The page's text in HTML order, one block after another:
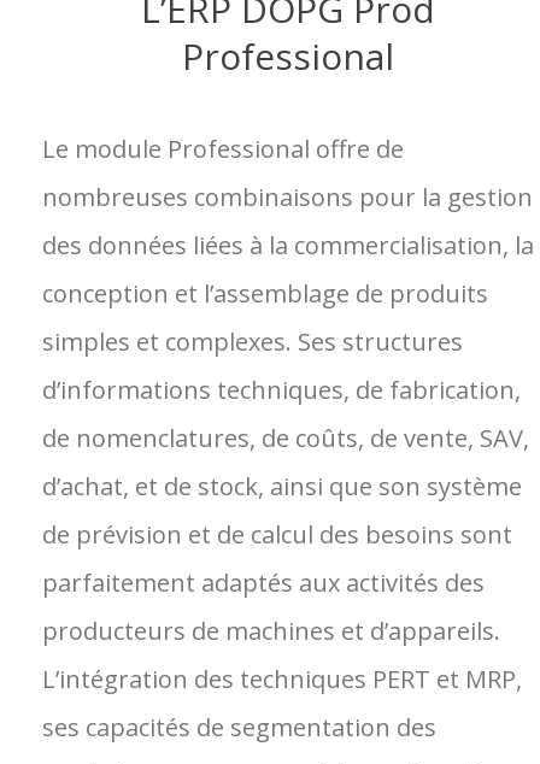
Professional
Le module Professional offre de
nombreuses combinaisons pour la gestion
des données liées à la commercialisation, la
conception et l’assemblage de produits
simples et complexes. Ses structures
d’informations techniques, de fabrication,
de nomenclatures, de coûts, de vente, SAV,
d’achat, et de stock, ainsi que son système
de prévision et de calcul des besoins sont
parfaitement adaptés aux activités des
producteurs de machines et d’appareils.
L’intégration des techniques PERT et MRP,
ses capacités de segmentation des